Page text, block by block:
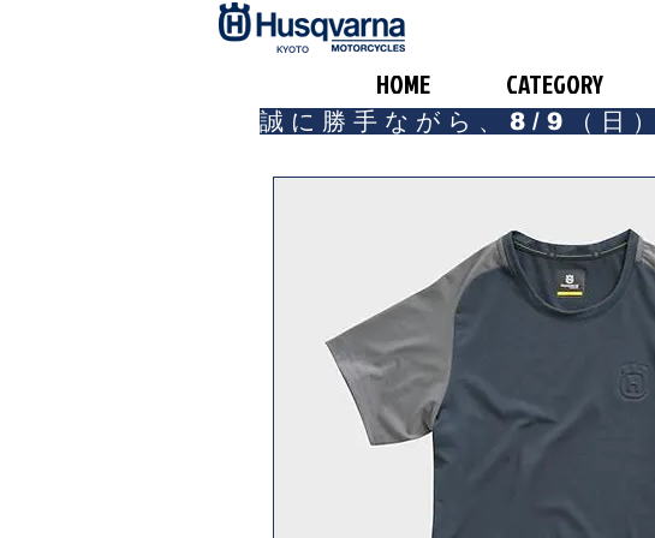
​KYOTO
HOME CATEGORY
誠に勝手ながら、8/9（日